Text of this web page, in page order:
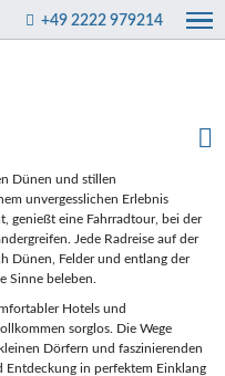
+49 2222 979214
Dünen und stillen
unvergesslichen Erlebnis
genießt eine Fahrradtour, bei der
Jede Radreise auf der
Dünen, Felder und entlang der
Sinne beleben.
Hotels und
sorglos. Die Wege
Dörfern und faszinierenden
Entdeckung in perfektem Einklang